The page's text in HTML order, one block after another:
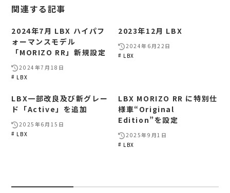
関連する記事
2024年7月 LBX ハイパフ
ォーマンスモデル
「MORIZO RR」新規設定
2024年7月18日
LBX
2023年12月 LBX
2024年6月22日
LBX
LBX一部改良及び新グレー
ド「Active」を追加
2025年6月15日
LBX
LBX MORIZO RR に特別仕
様車“Original
Edition”を設定
2025年9月1日
LBX